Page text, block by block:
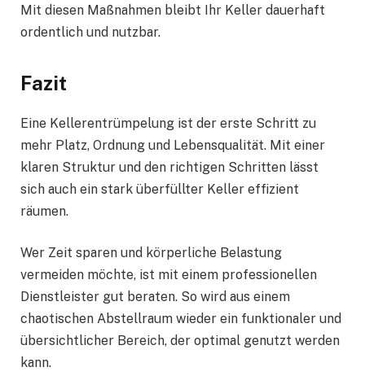
Mit diesen Maßnahmen bleibt Ihr Keller dauerhaft
ordentlich und nutzbar.
Fazit
Eine Kellerentrümpelung ist der erste Schritt zu
mehr Platz, Ordnung und Lebensqualität. Mit einer
klaren Struktur und den richtigen Schritten lässt
sich auch ein stark überfüllter Keller effizient
räumen.
Wer Zeit sparen und körperliche Belastung
vermeiden möchte, ist mit einem professionellen
Dienstleister gut beraten. So wird aus einem
chaotischen Abstellraum wieder ein funktionaler und
übersichtlicher Bereich, der optimal genutzt werden
kann.